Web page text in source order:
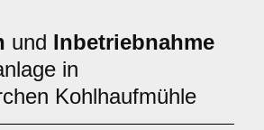
und Inbetriebnahme
in
Kohlhaufmühle